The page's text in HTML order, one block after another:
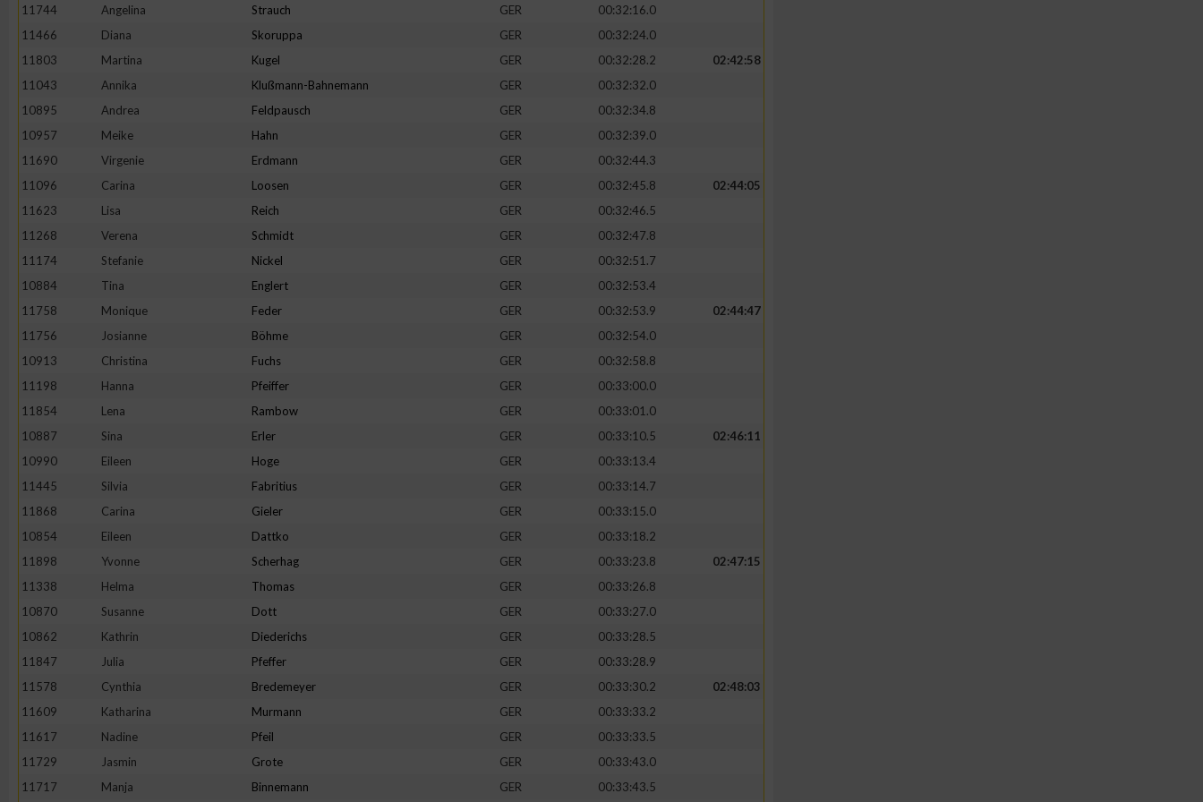
11744
Angelina Strauch GER
00:32:16.0
11466
Diana Skoruppa GER
00:32:24.0
11803
Martina Kugel GER 00:32:28.2
02:42:58
11043
Annika Klußmann-Bahnemann GER
00:32:32.0
10895
Andrea Feldpausch GER
00:32:34.8
10957
Meike Hahn GER
00:32:39.0
11690
Virgenie Erdmann GER
00:32:44.3
11096
Carina Loosen GER 00:32:45.8
02:44:05
11623
Lisa Reich GER
00:32:46.5
11268
Verena Schmidt GER
00:32:47.8
11174
Stefanie Nickel GER
00:32:51.7
10884
Tina Englert GER
00:32:53.4
11758
Monique Feder GER 00:32:53.9
02:44:47
11756
Josianne Böhme GER
00:32:54.0
10913
Christina Fuchs GER
00:32:58.8
11198
Hanna Pfeiffer GER
00:33:00.0
11854
Lena Rambow GER
00:33:01.0
10887
Sina Erler GER 00:33:10.5
02:46:11
10990
Eileen Hoge GER
00:33:13.4
11445
Silvia Fabritius GER
00:33:14.7
11868
Carina Gieler GER
00:33:15.0
10854
Eileen Dattko GER
00:33:18.2
11898
Yvonne Scherhag GER 00:33:23.8
02:47:15
11338
Helma Thomas GER
00:33:26.8
10870
Susanne Dott GER
00:33:27.0
10862
Kathrin Diederichs GER
00:33:28.5
11847
Julia Pfeffer GER
00:33:28.9
11578
Cynthia Bredemeyer GER 00:33:30.2
02:48:03
11609
Katharina Murmann GER
00:33:33.2
11617
Nadine Pfeil GER
00:33:33.5
11729
Jasmin Grote GER
00:33:43.0
11717
Manja Binnemann GER 00:33:43.5
Erstellung von Profilen zur Personalisierung von Inhalten
Verwendung von Profilen zur Auswahl personalisierter Inhalte
verschiedenen Quellen
Entwicklung und Verbesserung der Angebote
Verwendung reduzierter Daten zur Auswahl von Inhalten
IAB-Besonderheiten:
Verwendung genauer Standortdaten
Nicht-IAB-Verarbeitungszwecke:
Performance
Funktional
Werbung